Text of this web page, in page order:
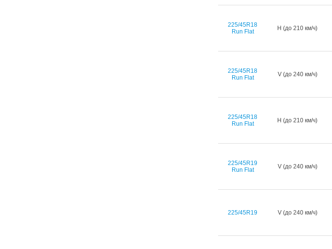
225/45R18
Run Flat
H (до 210 км/ч)
225/45R18
Run Flat
V (до 240 км/ч)
225/45R18
Run Flat
H (до 210 км/ч)
225/45R19
Run Flat
V (до 240 км/ч)
225/45R19 V (до 240 км/ч)